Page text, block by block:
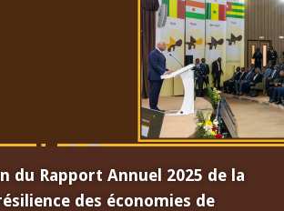
du Rapport Annuel 2025 de la
des économies de